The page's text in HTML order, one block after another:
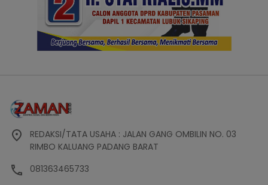
REDAKSI/TATA USAHA : JALAN GANG OMBILIN NO. 03
RIMBO KALUANG PADANG BARAT
081363465733